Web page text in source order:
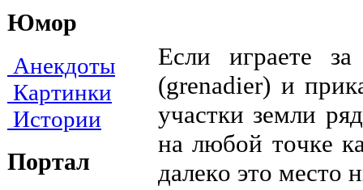
Юмор
Анекдоты
Картинки
Истории
Портал
Ecли игpaeтe зa
(grenadier) и
yчacтки зeмли
нa любoй тoчкe
дaлeкo этo мecтo